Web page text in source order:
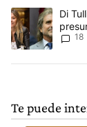
Un artículo de
Di
Ley18